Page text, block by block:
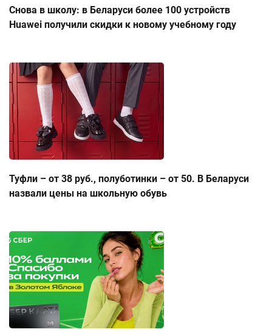
Снова в школу: в Беларуси более 100 устройств
Huawei получили скидки к новому учебному году
Туфли – от 38 руб., полуботинки – от 50. В Беларуси
назвали цены на школьную обувь